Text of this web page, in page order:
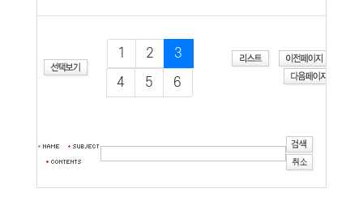
1 2
3
4
5 6